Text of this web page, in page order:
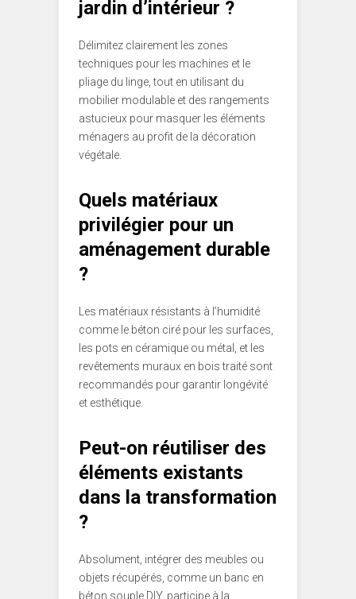
jardin d’intérieur ?
Délimitez clairement les zones
techniques pour les machines et le
pliage du linge, tout en utilisant du
mobilier modulable et des rangements
astucieux pour masquer les éléments
ménagers au profit de la décoration
végétale.
Quels matériaux
privilégier pour un
aménagement durable
?
Les matériaux résistants à l’humidité
comme le béton ciré pour les surfaces,
les pots en céramique ou métal, et les
revêtements muraux en bois traité sont
recommandés pour garantir longévité
et esthétique.
Peut-on réutiliser des
éléments existants
dans la transformation
?
Absolument, intégrer des meubles ou
objets récupérés, comme un banc en
béton souple DIY, participe à la